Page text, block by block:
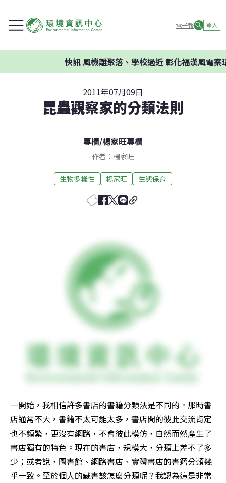
電子報 登入
快訊風機離聚落、學校過近 彰化福漢風電案環
2011年07月09日
昆蟲觀察家的分類法則
專欄/楊家旺專欄
作者：楊家旺
生物多樣性 楊家旺 生態保育
一開始，我相信許多書店的書籍分類法是不同的。那時書
店通常不大，書籍不太可能太多，書店間的彼此交流肯定
也不頻繁，更沒有網路，不會彼此模仿，自然而然產生了
書店獨有的特色。現在的書店，規模大，分類上差不了多
少；或者說，圖書館、網路書店、實體書店的書籍分類幾
乎一致。至於個人的藏書該怎麼分類呢？我認為這是非常